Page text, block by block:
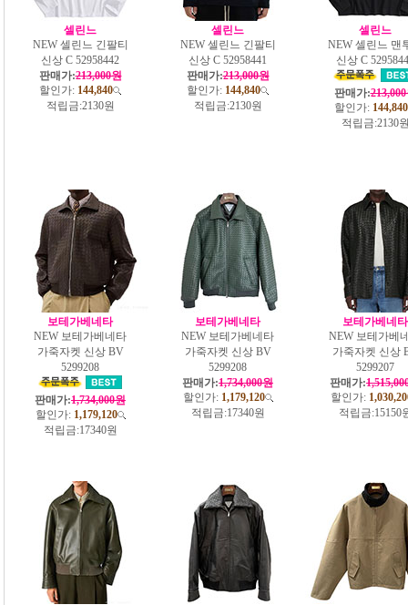
셀린느
NEW 셀린느 긴팔티
신상 C 52958442
판매가:213,000원
할인가: 144,840
적립금:2130원
셀린느
NEW 셀린느 긴팔티
신상 C 52958441
판매가:213,000원
할인가: 144,840
적립금:2130원
셀린느
NEW 셀린느 맨
신상 C
판매가:
할인가: 144,840
적립금:2130
보테가베네타
NEW 보테가베네타
가죽자켓 신상 BV
5299208
판매가:1,734,000원
할인가: 1,179,120
적립금:17340원
보테가베네타
NEW 보테가베네타
가죽자켓 신상 BV
5299208
판매가:1,734,000원
할인가: 1,179,120
적립금:17340원
보테가베네타
NEW 보테가베
가죽자켓 신상
5299207
판매가:
할인가:
적립금:15150